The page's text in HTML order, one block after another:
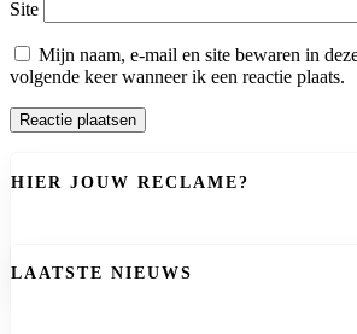
Site
Mijn naam, e-mail en site bewaren in
volgende keer wanneer ik een reactie plaats.
HIER JOUW RECLAME?
LAATSTE NIEUWS